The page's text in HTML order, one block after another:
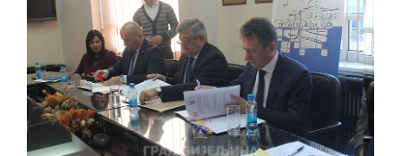
Obavještenje za preduzetnika - Gojko
Bogunović
Od 27. jula prijem zahtjeva za novčanu
pomoć za nabavku školskog pribora
osnovcima
Obrasci zahtjeva za regresirano gorivo